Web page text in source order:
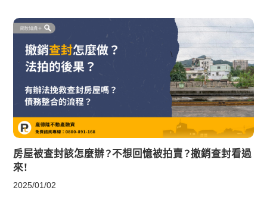
房屋被查封該怎麼辦？不想回憶被拍賣？撤銷查封看過
來！
2025/01/02